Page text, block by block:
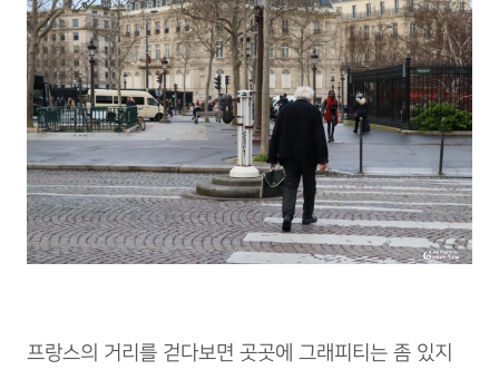
프랑스의 거리를 걷다보면 곳곳에 그래피티는 좀 있지